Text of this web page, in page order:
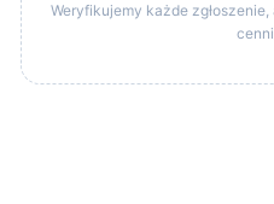
Weryfikujemy każde